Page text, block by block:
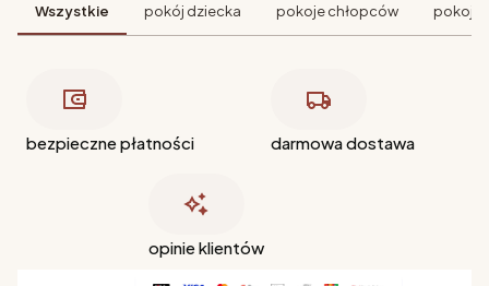
Wszystkie pokój dziecka pokoje chłopców pokoje
bezpieczne płatności darmowa dostawa
opinie klientów